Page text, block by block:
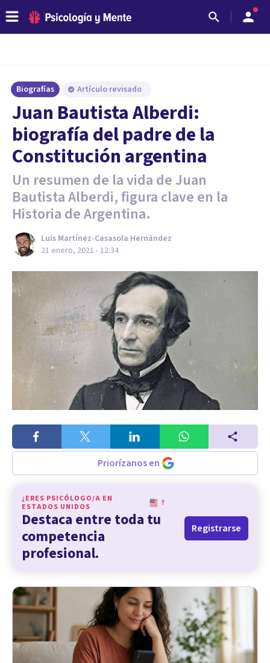
Biografías Artículo revisado
Juan Bautista Alberdi:
biografía del padre de la
Constitución argentina
Un resumen de la vida de Juan
Bautista Alberdi, figura clave en la
Historia de Argentina.
Luis Martínez-Casasola Hernández
21 enero, 2021 - 12:34
Priorízanos en
¿ERES PSICÓLOGO/A EN
ESTADOS UNIDOS
?
Destaca entre toda tu
competencia
profesional.
Registrarse